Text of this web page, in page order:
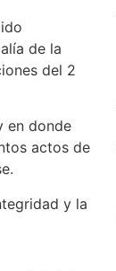
de la
del 2
en donde
actos de
y la